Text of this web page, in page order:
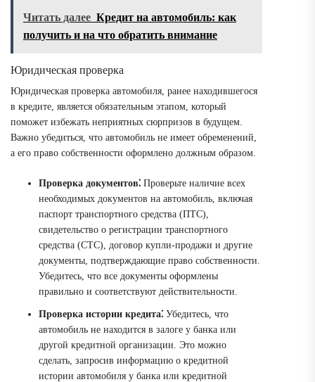
Читать далее Кредит на автомобиль: как
получить и на что обратить внимание
Юридическая проверка
Юридическая проверка автомобиля, ранее находившегося
в кредите, является обязательным этапом, который
поможет избежать неприятных сюрпризов в будущем.
Важно убедиться, что автомобиль не имеет обременений,
а его право собственности оформлено должным образом.
Проверка документов⁚ Проверьте наличие всех
необходимых документов на автомобиль, включая
паспорт транспортного средства (ПТС),
свидетельство о регистрации транспортного
средства (СТС), договор купли-продажи и другие
документы, подтверждающие право собственности.
Убедитесь, что все документы оформлены
правильно и соответствуют действительности.
Проверка истории кредита⁚ Убедитесь, что
автомобиль не находится в залоге у банка или
другой кредитной организации. Это можно
сделать, запросив информацию о кредитной
истории автомобиля у банка или кредитной